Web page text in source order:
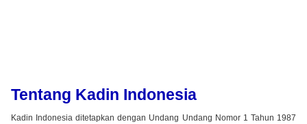
Tentang Kadin Indonesia
Kadin Indonesia ditetapkan dengan Undang Undang Nomor 1 Tahun 1987